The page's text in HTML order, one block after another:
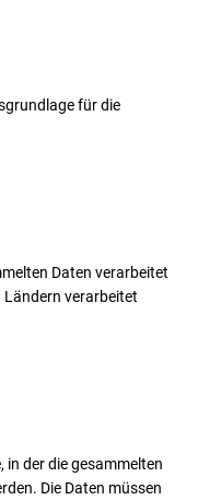
für die
Daten verarbeitet
Ländern verarbeitet
der die gesammelten
Die Daten müssen